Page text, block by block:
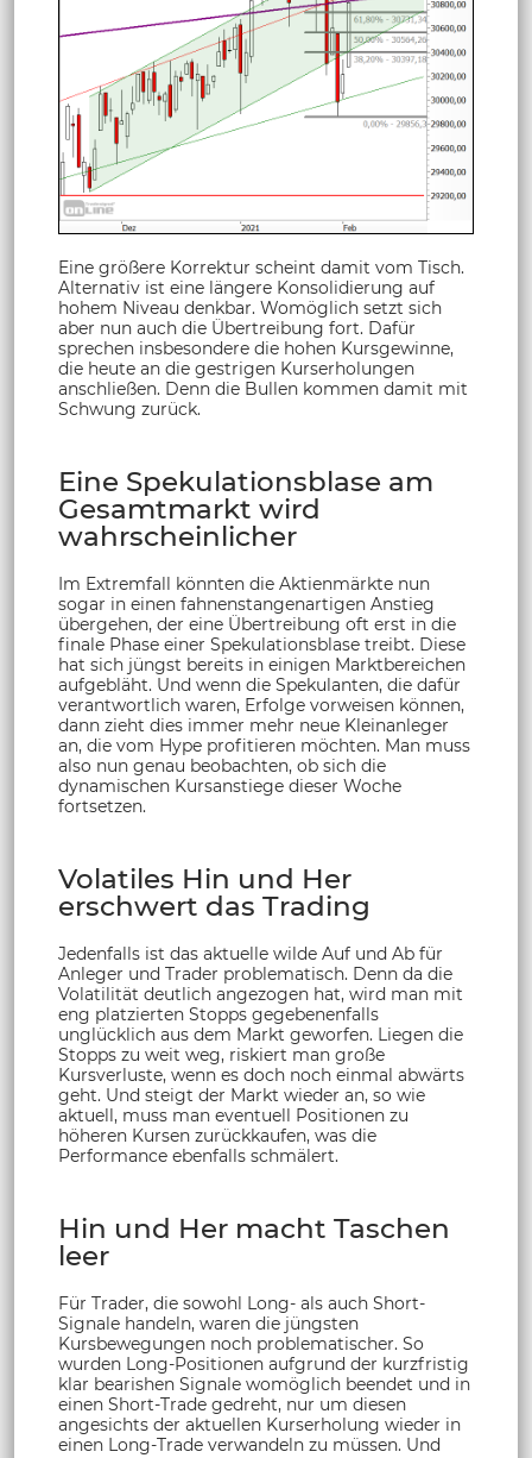
Eine größere Korrektur scheint damit vom Tisch.
Alternativ ist eine längere Konsolidierung auf
hohem Niveau denkbar. Womöglich setzt sich
aber nun auch die Übertreibung fort. Dafür
sprechen insbesondere die hohen Kursgewinne,
die heute an die gestrigen Kurserholungen
anschließen. Denn die Bullen kommen damit mit
Schwung zurück.
Eine Spekulationsblase am
Gesamtmarkt wird
wahrscheinlicher
Im Extremfall könnten die Aktienmärkte nun
sogar in einen fahnenstangenartigen Anstieg
übergehen, der eine Übertreibung oft erst in die
finale Phase einer Spekulationsblase treibt. Diese
hat sich jüngst bereits in einigen Marktbereichen
aufgebläht. Und wenn die Spekulanten, die dafür
verantwortlich waren, Erfolge vorweisen können,
dann zieht dies immer mehr neue Kleinanleger
an, die vom Hype profitieren möchten. Man muss
also nun genau beobachten, ob sich die
dynamischen Kursanstiege dieser Woche
fortsetzen.
Volatiles Hin und Her
erschwert das Trading
Jedenfalls ist das aktuelle wilde Auf und Ab für
Anleger und Trader problematisch. Denn da die
Volatilität deutlich angezogen hat, wird man mit
eng platzierten Stopps gegebenenfalls
unglücklich aus dem Markt geworfen. Liegen die
Stopps zu weit weg, riskiert man große
Kursverluste, wenn es doch noch einmal abwärts
geht. Und steigt der Markt wieder an, so wie
aktuell, muss man eventuell Positionen zu
höheren Kursen zurückkaufen, was die
Performance ebenfalls schmälert.
Hin und Her macht Taschen
leer
Für Trader, die sowohl Long- als auch Short-
Signale handeln, waren die jüngsten
Kursbewegungen noch problematischer. So
wurden Long-Positionen aufgrund der kurzfristig
klar bearishen Signale womöglich beendet und in
einen Short-Trade gedreht, nur um diesen
angesichts der aktuellen Kurserholung wieder in
einen Long-Trade verwandeln zu müssen. Und